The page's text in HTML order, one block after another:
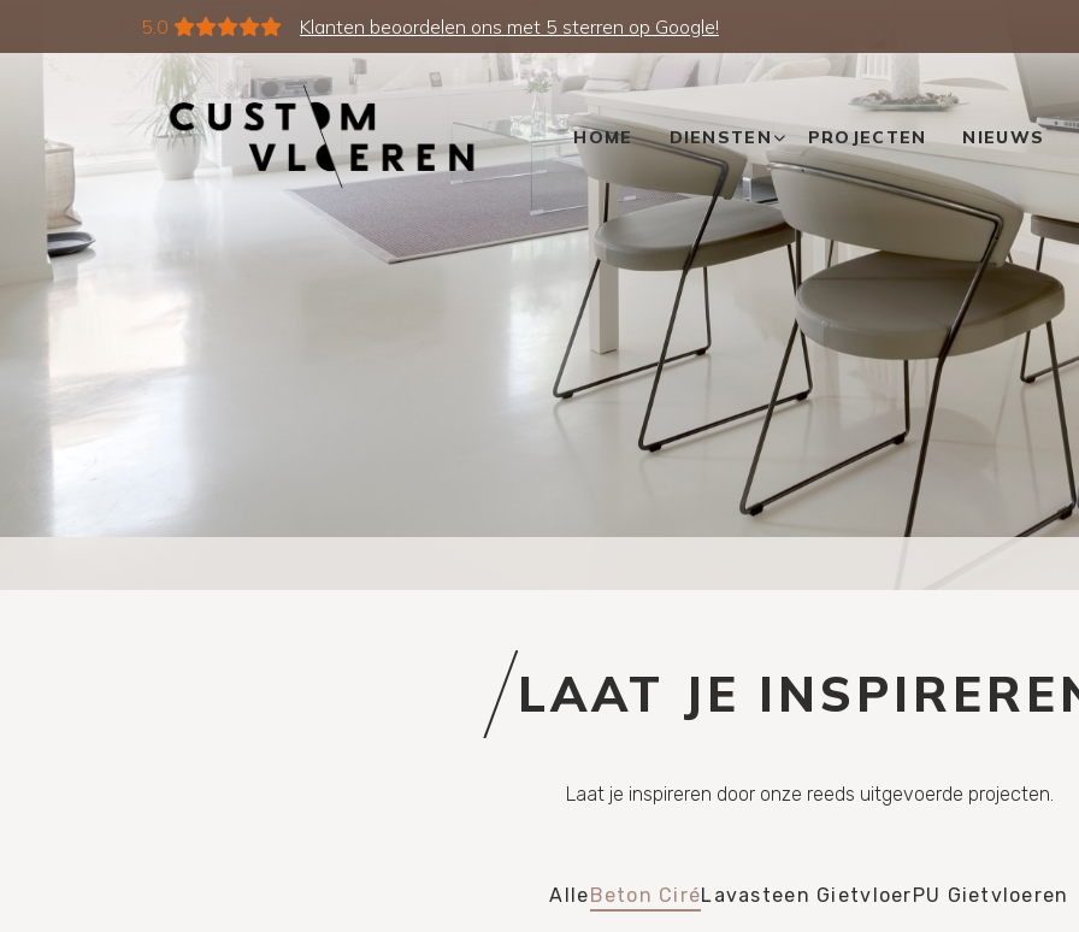
5.0 Klanten beoordelen ons met 5 sterren op Google!
HOME DIENSTEN PROJECTEN NIEUWS
LAAT JE
Laat je inspireren door onze reeds uitgevoerde projecten.
AlleBeton CiréLavasteen GietvloerPU Gietvloeren